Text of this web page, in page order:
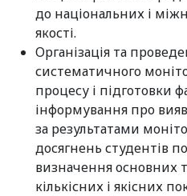
до національних і
якості.
Організація та
систематичного
процесу і підготовки
інформування про
за результатами
досягнень студентів
визначення основних
кількісних і якісних